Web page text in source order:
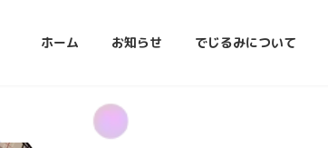
ホーム お知らせ でじるみについて